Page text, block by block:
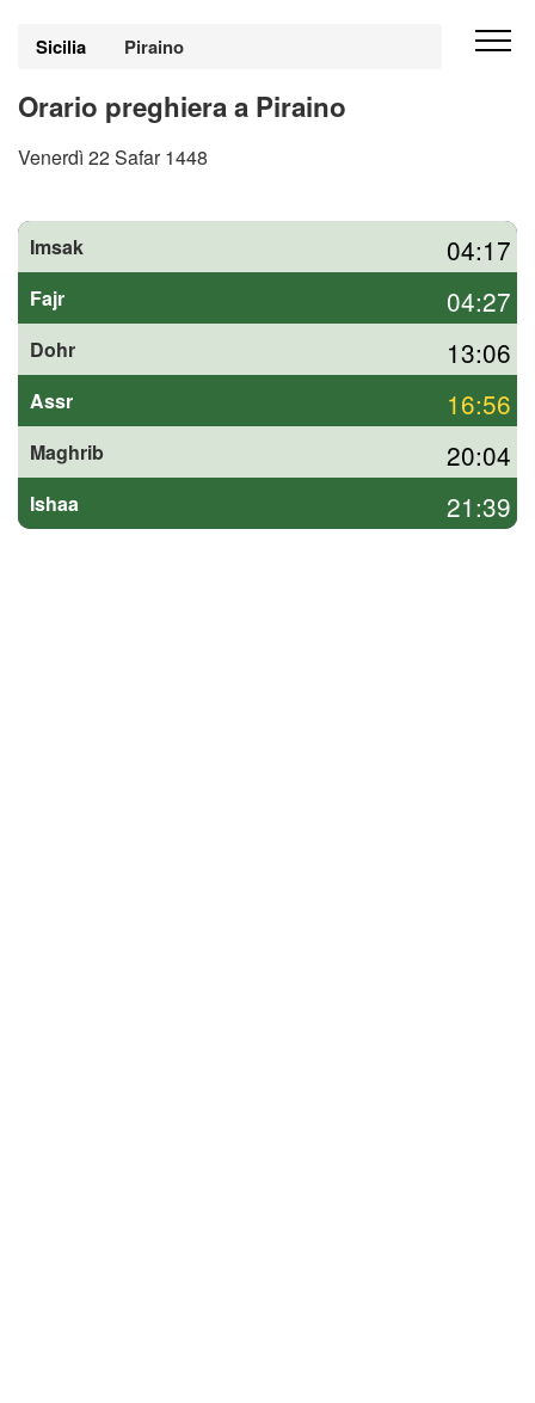
Sicilia Piraino
Orario preghiera a Piraino
Venerdì 22 Safar 1448
Imsak 04:17
Fajr 04:27
Dohr 13:06
Assr 16:56
Maghrib 20:04
Ishaa 21:39